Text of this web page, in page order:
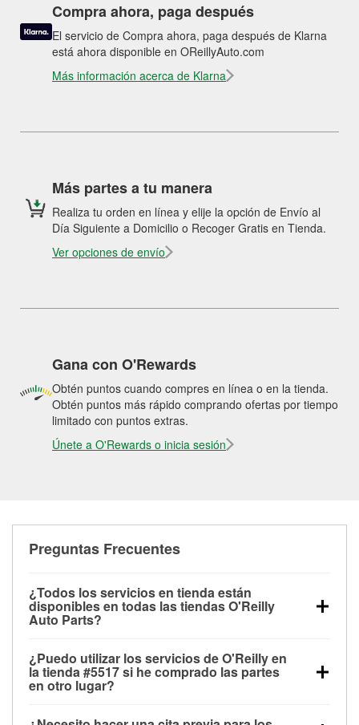
Compra ahora, paga después
El servicio de Compra ahora, paga después de Klarna
está ahora disponible en OReillyAuto.com
Más información acerca de Klarna
Más partes a tu manera
Realiza tu orden en línea y elije la opción de Envío al
Día Siguiente a Domicilio o Recoger Gratis en Tienda.
Ver opciones de envío
Gana con O'Rewards
Obtén puntos cuando compres en línea o en la tienda.
Obtén puntos más rápido comprando ofertas por tiempo
limitado con puntos extras.
Únete a O'Rewards o inicia sesión
Preguntas Frecuentes
¿Todos los servicios en tienda están
disponibles en todas las tiendas O'Reilly
Auto Parts?
las pruebas de batería, pruebas de alternador y
motor de arranque, revisión de la luz “Check Engine”
con O'Reilly VeriScan® e instalación de
limpiaparabrisas o bombillas, están disponibles en
¿Puedo utilizar los servicios de O'Reilly en
la tienda #5517 si he comprado las partes
en otro lugar?